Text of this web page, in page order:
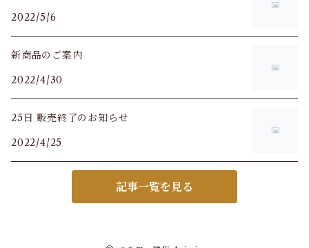
2022/5/6
新商品のご案内
2022/4/30
25日 販売終了のお知らせ
2022/4/25
記事一覧を見る